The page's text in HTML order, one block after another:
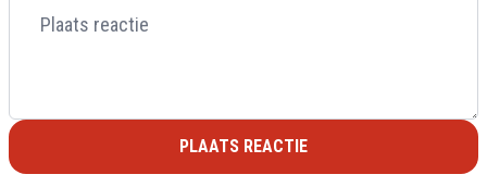
PLAATS REACTIE